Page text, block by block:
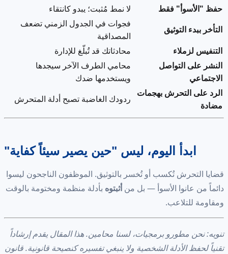
حفظ "الأسوأ" فقط
لا نمط مُثبت؛ يبدو كانتقاء
التأخر ببدء التوثيق
فجوات في الجدول الزمني تضعف
المصداقية
التنفيس لزملاء
محادثاتك قد تُبلّغ للإدارة
النشر على التواصل
الاجتماعي
محامي الطرف الآخر سيجدها
ويستخدمها ضدك
الرد على التحرش بهجمات
مضادة
ردودك الغاضبة تصبح أدلة المتحرش
ابدأ اليوم، ليس "حين يصير سيئاً كفاية"
قضايا التحرش تُكسب أو تُخسر بالتوثيق. الموظفون الناجحون ليسوا
دائماً من عانوا الأسوأ — بل منأثبتوه بأدلة منظمة ومختومة بالوقت
ومقاومة للتلاعب.
تنويه: نحن مطورو برمجيات، لسنا محامين. هذا المقال يقدم إرشاداً
تقنياً لحفظ الأدلة الشخصية ولا ينبغي تفسيره كنصيحة قانونية. قانون